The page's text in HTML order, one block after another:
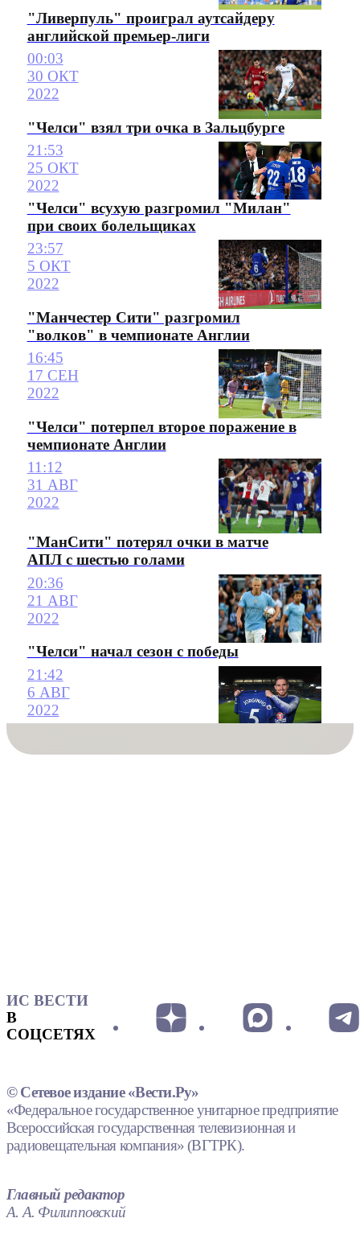
"Ливерпуль" проиграл аутсайдеру
английской премьер-лиги
00:03
30 ОКТ
2022
"Челси" взял три очка в Зальцбурге
21:53
25 ОКТ
2022
"Челси" всухую разгромил "Милан"
при своих болельщиках
23:57
5 ОКТ
2022
"Манчестер Сити" разгромил
"волков" в чемпионате Англии
16:45
17 СЕН
2022
"Челси" потерпел второе поражение в
чемпионате Англии
11:12
31 АВГ
2022
"МанСити" потерял очки в матче
АПЛ с шестью голами
20:36
21 АВГ
2022
"Челси" начал сезон с победы
21:42
6 АВГ
2022
ИС ВЕСТИ
В
СОЦСЕТЯХ
© Сетевое издание «Вести.Ру»
«Федеральное государственное унитарное предприятие
Всероссийская государственная телевизионная и
радиовещательная компания» (ВГТРК).
Главный редактор
А. А. Филипповский